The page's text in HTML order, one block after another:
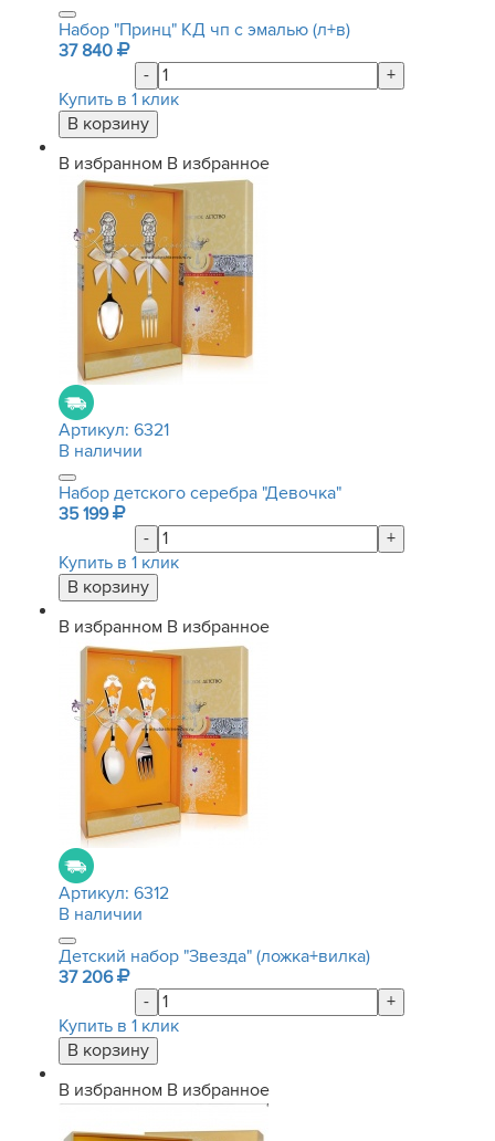
Набор "Принц" КД чп с эмалью (л+в)
37 840
-
+
Купить в 1 клик
В избранном В избранное
Артикул: 6321
В наличии
Набор детского серебра "Девочка"
35 199
-
+
Купить в 1 клик
В избранном В избранное
Артикул: 6312
В наличии
Детский набор "Звезда" (ложка+вилка)
37 206
-
+
Купить в 1 клик
В избранном В избранное